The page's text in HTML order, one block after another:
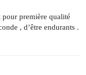
pour première qualité
, d’être endurants .